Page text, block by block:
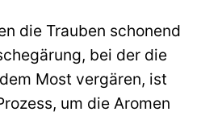
die Trauben schonend
bei der die
Most vergären, ist
um die Aromen